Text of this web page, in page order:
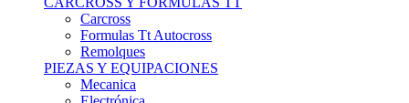
Formulas Tt Autocross
Remolques
PIEZAS Y EQUIPACIONES
Mecanica
Electrónica
Chasis Y Carrocería